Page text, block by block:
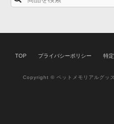
TOP プライバシーポリシー 特
Copyright © ペットメモリアルグッ